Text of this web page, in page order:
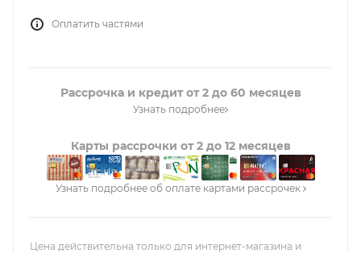
Оплатить частями
Рассрочка и кредит от 2 до 60 месяцев
Узнать подробнее
Карты рассрочки от 2 до 12 месяцев
Узнать подробнее об оплате картами рассрочек
Цена действительна только для интернет-магазина и